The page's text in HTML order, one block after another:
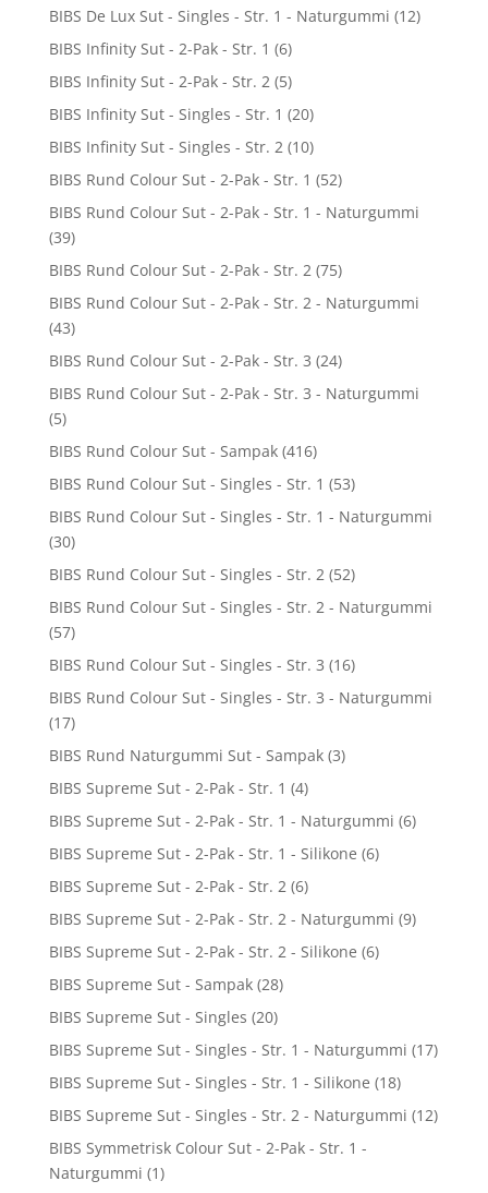
BIBS De Lux Sut - Singles - Str. 1 - Naturgummi (12)
BIBS Infinity Sut - 2-Pak - Str. 1 (6)
BIBS Infinity Sut - 2-Pak - Str. 2 (5)
BIBS Infinity Sut - Singles - Str. 1 (20)
BIBS Infinity Sut - Singles - Str. 2 (10)
BIBS Rund Colour Sut - 2-Pak - Str. 1 (52)
BIBS Rund Colour Sut - 2-Pak - Str. 1 - Naturgummi
(39)
BIBS Rund Colour Sut - 2-Pak - Str. 2 (75)
BIBS Rund Colour Sut - 2-Pak - Str. 2 - Naturgummi
(43)
BIBS Rund Colour Sut - 2-Pak - Str. 3 (24)
BIBS Rund Colour Sut - 2-Pak - Str. 3 - Naturgummi
(5)
BIBS Rund Colour Sut - Sampak (416)
BIBS Rund Colour Sut - Singles - Str. 1 (53)
BIBS Rund Colour Sut - Singles - Str. 1 - Naturgummi
(30)
BIBS Rund Colour Sut - Singles - Str. 2 (52)
BIBS Rund Colour Sut - Singles - Str. 2 - Naturgummi
(57)
BIBS Rund Colour Sut - Singles - Str. 3 (16)
BIBS Rund Colour Sut - Singles - Str. 3 - Naturgummi
(17)
BIBS Rund Naturgummi Sut - Sampak (3)
BIBS Supreme Sut - 2-Pak - Str. 1 (4)
BIBS Supreme Sut - 2-Pak - Str. 1 - Naturgummi (6)
BIBS Supreme Sut - 2-Pak - Str. 1 - Silikone (6)
BIBS Supreme Sut - 2-Pak - Str. 2 (6)
BIBS Supreme Sut - 2-Pak - Str. 2 - Naturgummi (9)
BIBS Supreme Sut - 2-Pak - Str. 2 - Silikone (6)
BIBS Supreme Sut - Sampak (28)
BIBS Supreme Sut - Singles (20)
BIBS Supreme Sut - Singles - Str. 1 - Naturgummi (17)
BIBS Supreme Sut - Singles - Str. 1 - Silikone (18)
BIBS Supreme Sut - Singles - Str. 2 - Naturgummi (12)
BIBS Symmetrisk Colour Sut - 2-Pak - Str. 1 -
Naturgummi (1)